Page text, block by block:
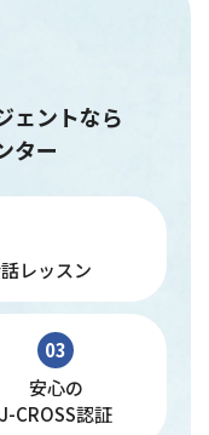
ェントなら
ター
レッスン
03
安心の
J-CROSS認証